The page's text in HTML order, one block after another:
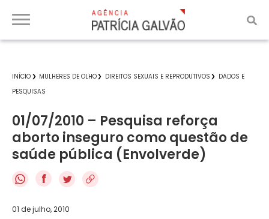
INÍCIO MULHERES DE OLHO DIREITOS SEXUAIS E REPRODUTIVOS
DADOS E
PESQUISAS
01/07/2010 – Pesquisa reforça
aborto inseguro como questão de
saúde pública (Envolverde)
f
01 de julho, 2010